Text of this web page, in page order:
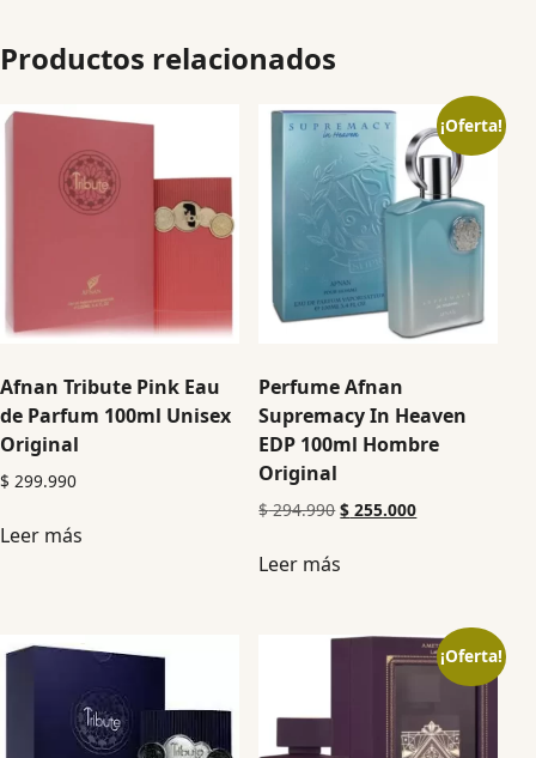
Productos relacionados
Afnan Tribute Pink Eau
de Parfum 100ml Unisex
Original
$ 299.990
Leer más
¡Oferta!
Perfume Afnan
Supremacy In Heaven
EDP 100ml Hombre
Original
$294.990 $ 255.000
Leer más
¡Oferta!